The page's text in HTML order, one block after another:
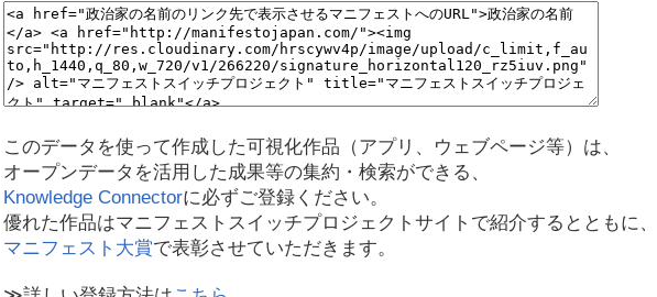
このデータを使って作成した可視化作品（アプリ、ウェブページ等）は、
オープンデータを活用した成果等の集約・検索ができる、
Knowledge Connectorに必ずご登録ください。
優れた作品はマニフェストスイッチプロジェクトサイトで紹介するとともに、
マニフェスト大賞で表彰させていただきます。